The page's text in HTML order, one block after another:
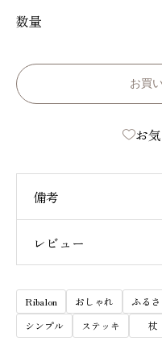
数量
お買
お
備考
高さ調整幅
材質
本体/アル
成ゴム
レビュー
レビュー投稿に
会
Ribalon おしゃれ ふる
シンプル
ステッキ 杖